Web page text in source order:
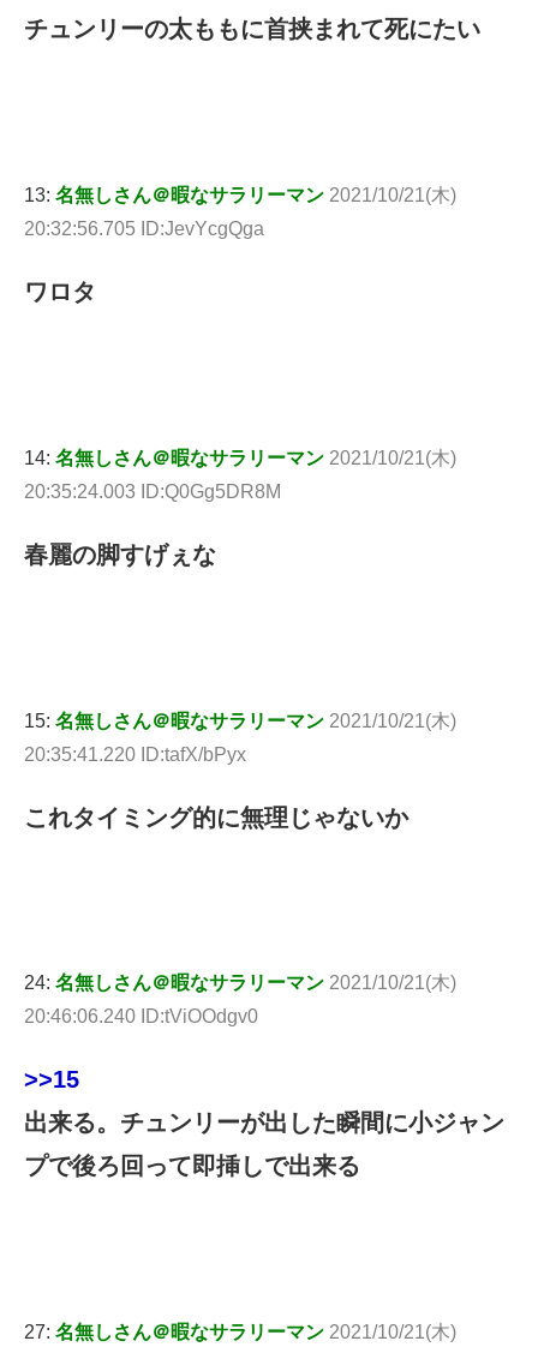
チュンリーの太ももに首挟まれて死にたい
13: 名無しさん＠暇なサラリーマン 2021/10/21(木)
20:32:56.705 ID:JevYcgQga
ワロタ
14: 名無しさん＠暇なサラリーマン 2021/10/21(木)
20:35:24.003 ID:Q0Gg5DR8M
春麗の脚すげぇな
15: 名無しさん＠暇なサラリーマン 2021/10/21(木)
20:35:41.220 ID:tafX/bPyx
これタイミング的に無理じゃないか
24: 名無しさん＠暇なサラリーマン 2021/10/21(木)
20:46:06.240 ID:tViOOdgv0
>>15
出来る。チュンリーが出した瞬間に小ジャン
プで後ろ回って即挿しで出来る
27: 名無しさん＠暇なサラリーマン 2021/10/21(木)